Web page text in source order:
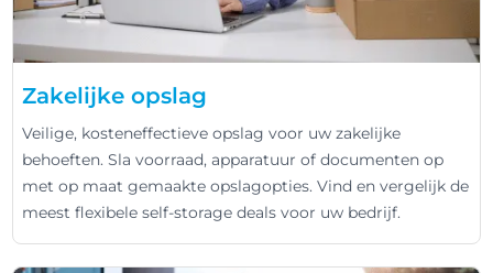
Zakelijke opslag
Veilige, kosteneffectieve opslag voor uw zakelijke
behoeften. Sla voorraad, apparatuur of documenten op
met op maat gemaakte opslagopties. Vind en vergelijk de
meest flexibele self-storage deals voor uw bedrijf.